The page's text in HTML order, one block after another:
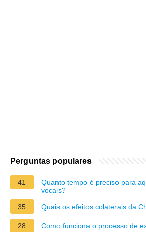
Perguntas populares
41
Quanto tempo é preciso para
vocais?
35
Quais os efeitos colaterais da
28 Como funciona o processo de